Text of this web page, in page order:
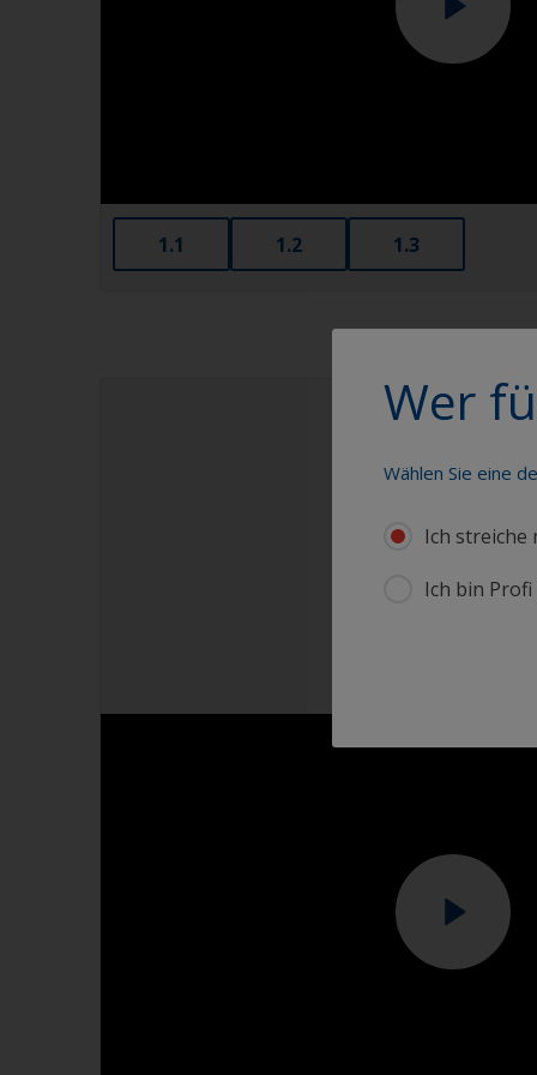
1.1 1.2 1.3
Wer
Wählen Sie eine
Ich streiche
Ich bin